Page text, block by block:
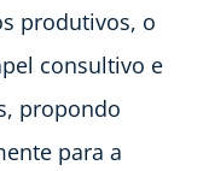
produtivos, o
consultivo e
propondo
para a